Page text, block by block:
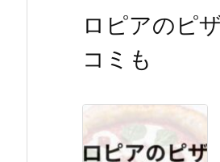
ロピアのピ
コミも